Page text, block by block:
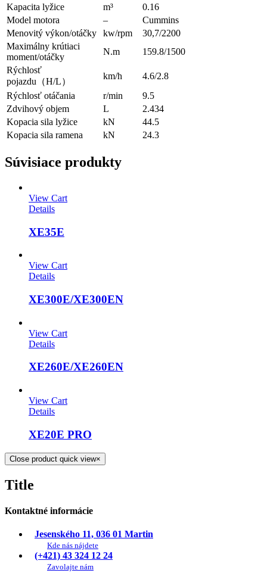
Kapacita lyžice
m³
0.16
Model motora
–
Cummins
Menovitý výkon/otáčky
kw/rpm
30,7/2200
Maximálny krútiaci
moment/otáčky
N.m
159.8/1500
Rýchlosť
pojazdu（H/L）
km/h
4.6/2.8
Rýchlosť otáčania
r/min
9.5
Zdvihový objem
L
2.434
Kopacia sila lyžice
kN
44.5
Kopacia sila ramena
kN 24.3
Súvisiace produkty
View Cart
Details
XE35E
View Cart
Details
XE300E/XE300EN
View Cart
Details
XE260E/XE260EN
View Cart
Details
XE20E PRO
Close product quick view×
Title
Kontaktné informácie
Jesenského 11, 036 01 Martin
Kde nás nájdete
(+421) 43 324 12 24
Zavolajte nám